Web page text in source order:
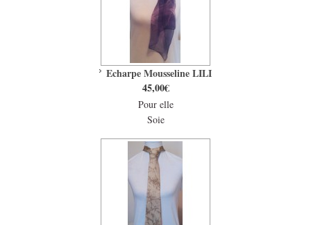
Echarpe Mousseline LILI
45,00€
Pour elle
Soie